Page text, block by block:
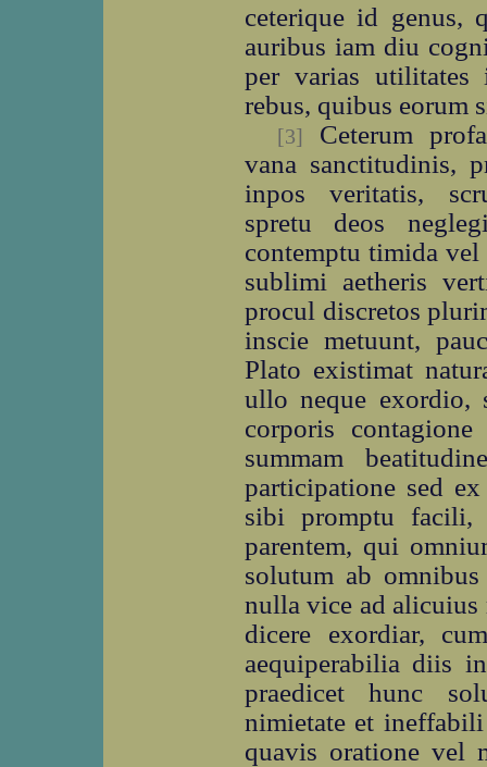
ceterique id genus,
auribus iam diu
per varias utilitates
rebus, quibus eorum
[3]
Ceterum
vana sanctitudinis,
inpos veritatis,
spretu deos
contemptu timida vel
sublimi aetheris
procul discretos
inscie metuunt,
Plato existimat
ullo neque exordio,
corporis
summam
participatione sed
sibi promptu facili,
parentem, qui
solutum ab
nulla vice ad
dicere exordiar,
aequiperabilia diis
praedicet hunc
nimietate et
quavis oratione vel